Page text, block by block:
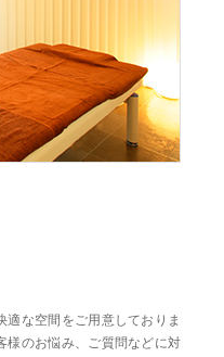
適な空間をご用意しておりま
様のお悩み、ご質問などに対